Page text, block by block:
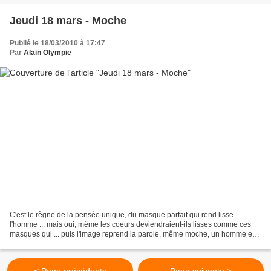
Jeudi 18 mars - Moche
Publié le 18/03/2010 à 17:47
Par Alain Olympie
C'est le règne de la pensée unique, du masque parfait qui rend lisse
l'homme ... mais oui, même les coeurs deviendraient-ils lisses comme ces
masques qui ... puis l'image reprend la parole, même moche, un homme est